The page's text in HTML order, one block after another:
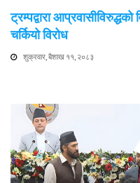
ट्रम्पद्वारा
चर्कियो विरोध
शुक्रवार, बैशाख ११, २०८३